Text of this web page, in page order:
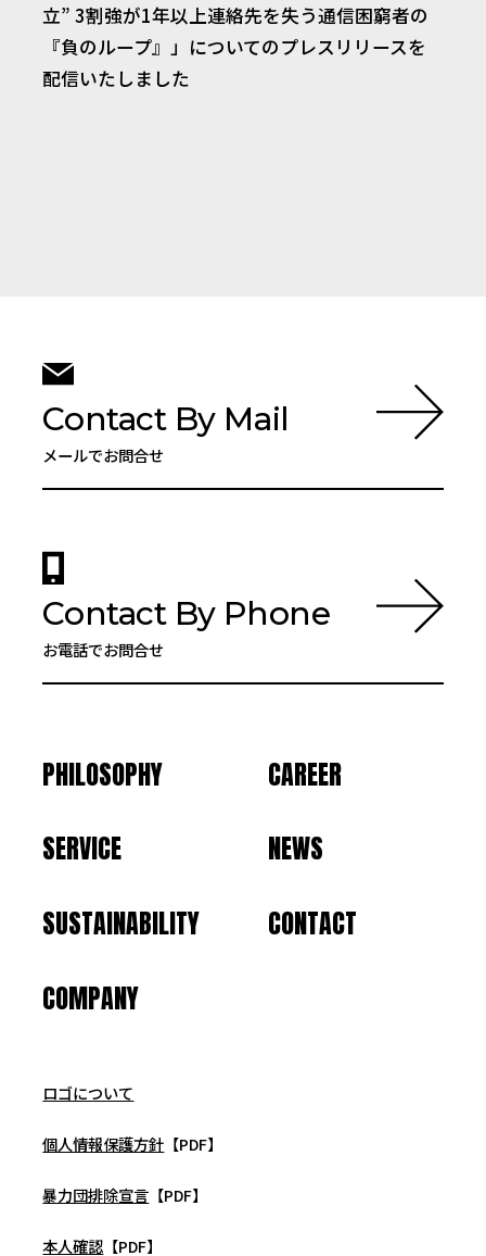
立” 3割強が1年以上連絡先を失う通信困窮者の
『負のループ』」についてのプレスリリースを
配信いたしました
Contact By Mail
メールでお問合せ
Contact By Phone
お電話でお問合せ
PHILOSOPHY
SERVICE
SUSTAINABILITY
COMPANY
CAREER
NEWS
CONTACT
ロゴについて
個人情報保護方針 【PDF】
暴力団排除宣言 【PDF】
本人確認 【PDF】